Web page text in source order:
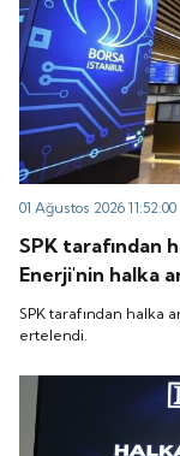
01 Ağustos 2026 11:52:00
SPK tarafından
Enerji'nin halka
SPK tarafından halka
ertelendi.